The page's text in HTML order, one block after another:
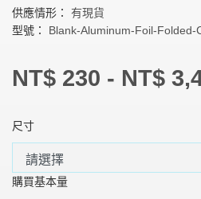
供應情形： 有現貨
型號： Blank-Aluminum-Foil-Folded-
NT$ 230 - NT$
尺寸
購買基本量